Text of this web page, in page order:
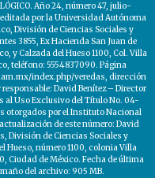
Año 24, número 47, julio-
por la Universidad Autónoma
División de Ciencias Sociales y
3855, Ex Hacienda San Juan de
y Calzada del Hueso 1100, Col. Villa
teléfono: 5554837090. Página
index.php/veredas, dirección
David Benítez – Director
al Uso Exclusivo del Título No. 04-
otorgados por el Instituto Nacional
de este número: David
División de Ciencias Sociales y
número 1100, colonia Villa
Ciudad de México. Fecha de última
del archivo: 905 MB.